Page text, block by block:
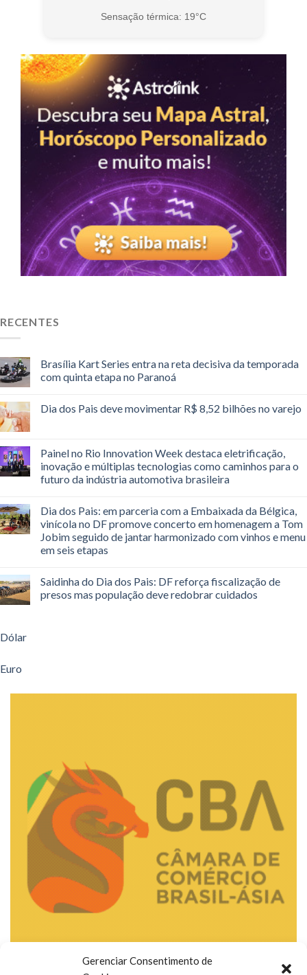
Gerenciar Consentimento de
Sensação térmica: 19°C
RECENTES
Brasília Kart Series entra na reta decisiva da temporada
com quinta etapa no Paranoá
Dia dos Pais deve movimentar R$ 8,52 bilhões no varejo
Painel no Rio Innovation Week destaca eletrificação,
inovação e múltiplas tecnologias como caminhos para o
futuro da indústria automotiva brasileira
Dia dos Pais: em parceria com a Embaixada da Bélgica,
vinícola no DF promove concerto em homenagem a Tom
Jobim seguido de jantar harmonizado com vinhos e menu
em seis etapas
Saidinha do Dia dos Pais: DF reforça fiscalização de
presos mas população deve redobrar cuidados
Dólar
Euro